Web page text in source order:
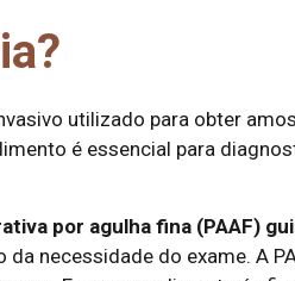
utilizado para obter
é essencial para
por agulha fina (PAAF)
necessidade do exame. A